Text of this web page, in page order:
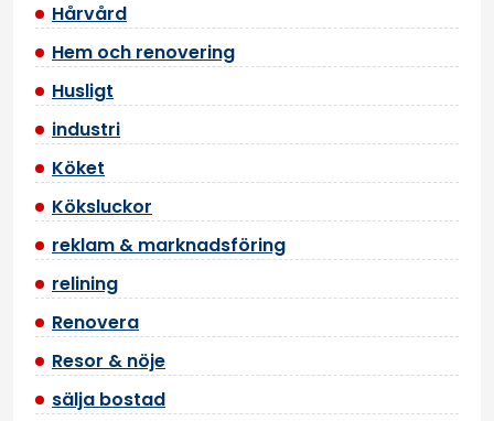
Hårvård
Hem och renovering
Husligt
industri
Köket
Köksluckor
reklam & marknadsföring
relining
Renovera
Resor & nöje
sälja bostad